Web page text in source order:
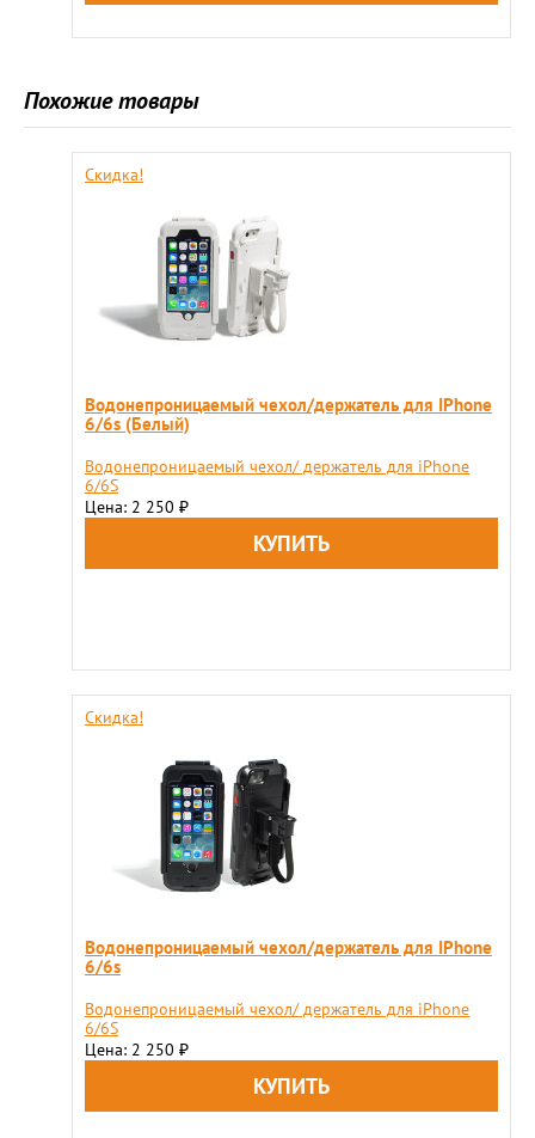
Похожие товары
Скидка!
Водонепроницаемый чехол/держатель для IPhone
6/6s (Белый)
Водонепроницаемый чехол/ держатель для iPhone
6/6S
Цена: 2 250 ₽
Скидка!
Водонепроницаемый чехол/держатель для IPhone
6/6s
Водонепроницаемый чехол/ держатель для iPhone
6/6S
Цена: 2 250 ₽